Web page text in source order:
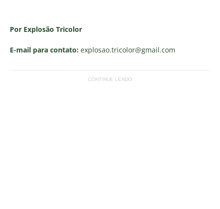
Por Explosão Tricolor
E-mail para contato: explosao.tricolor@gmail.com
CONTINUE LENDO